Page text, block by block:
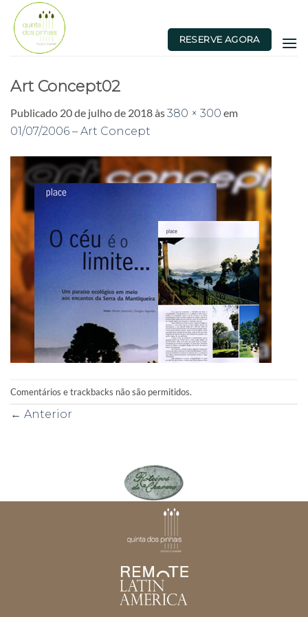
Skip
content
RESERVE AGORA
Art Concept02
Publicado 20 de julho de 2018às380 × 300 em
01/07/2006 – Art Concept
Comentários e trackbacks não são permitidos.
← Anterior